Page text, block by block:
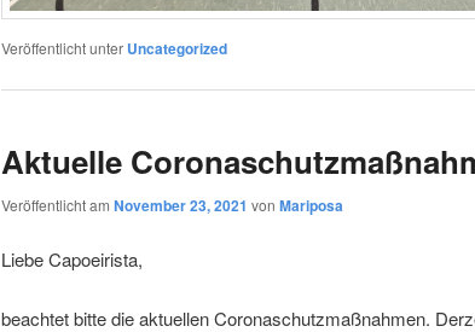
Veröffentlicht unter Uncategorized
Aktuelle
Veröffentlicht am November 23, 2021 von Mariposa
Liebe Capoeirista,
beachtet bitte die aktuellen Coronaschutzmaßnahmen.